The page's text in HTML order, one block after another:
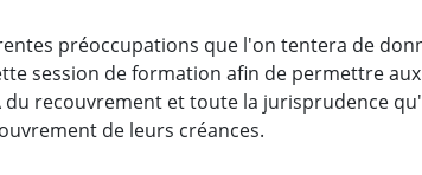
préoccupations que l'on tentera de
session de formation afin de permettre
recouvrement et toute la jurisprudence
de leurs créances.